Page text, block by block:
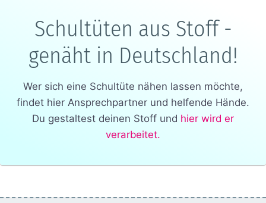
Schultüten aus Stoff -
genäht in Deutschland!
Wer sich eine Schultüte nähen lassen möchte,
findet hier Ansprechpartner und helfende Hände.
Du gestaltest deinen Stoff und hier wird er
verarbeitet.